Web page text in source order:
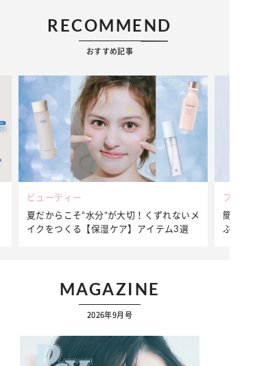
RECOMMEND
おすすめ記事
ビューティー
夏だからこそ“水分”が大切！くずれないメ
イクをつくる【保湿ケア】アイテム3選
ファッション
簡単アレン
ぷりの【そ
MAGAZINE
2026年9月号